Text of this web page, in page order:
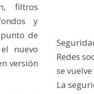
filtros
y
de
nuevo
versión
Redes
se
La